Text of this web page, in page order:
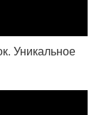
Уникальное